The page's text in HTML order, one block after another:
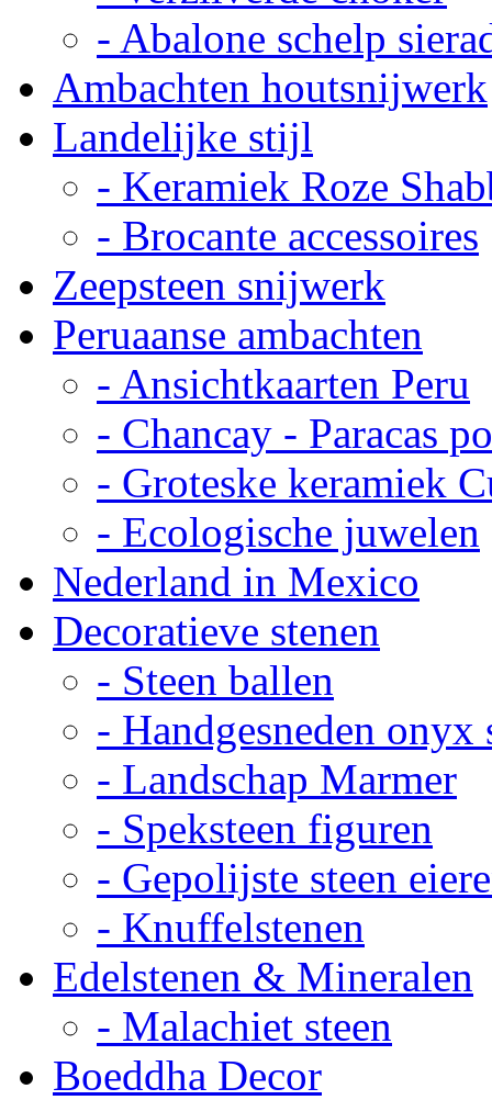
- Abalone schelp
Ambachten houtsnijwerk
Landelijke stijl
- Keramiek Roze
- Brocante accessoires
Zeepsteen snijwerk
Peruaanse ambachten
- Ansichtkaarten Peru
- Chancay - Paracas
- Groteske keramiek
- Ecologische juwelen
Nederland in Mexico
Decoratieve stenen
- Steen ballen
- Handgesneden onyx
- Landschap Marmer
- Speksteen figuren
- Gepolijste steen
- Knuffelstenen
Edelstenen & Mineralen
- Malachiet steen
Boeddha Decor